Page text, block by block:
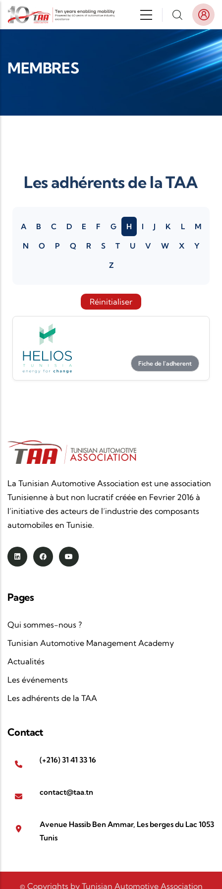
Aller au contenu principal
MEMBRES
Les adhérents de la TAA
A B C D E F G H I J K L M
N O P Q R S T U V W X Y
Z
Réinitialiser
Fiche de l'adherent
La Tunisian Automotive Association est une association
Tunisienne à but non lucratif créée en Fevrier 2016 à
l’initiative des acteurs de l’industrie des composants
automobiles en Tunisie.
Pages
Qui sommes-nous ?
Tunisian Automotive Management Academy
Actualités
Les événements
Les adhérents de la TAA
Contact
(+216) 31 41 33 16
contact@taa.tn
Avenue Hassib Ben Ammar, Les berges du Lac 1053
Tunis
© Copyrights by Tunisian Automotive Association